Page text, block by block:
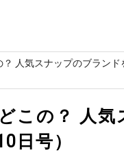
人気スナップのブラン
この？ 人気
日号）